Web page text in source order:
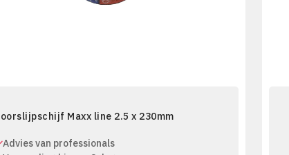
Maxx line 2.5 x 230mm
Advies van professionals